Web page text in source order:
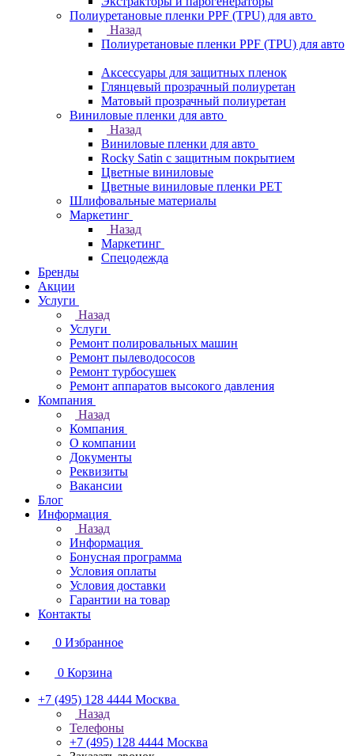
Полиуретановые пленки PPF (TPU) для авто
Назад
Полиуретановые пленки PPF (TPU) для авто
Аксессуары для защитных пленок
Глянцевый прозрачный полиуретан
Матовый прозрачный полиуретан
Виниловые пленки для авто
Назад
Виниловые пленки для авто
Rocky Satin с защитным покрытием
Цветные виниловые
Цветные виниловые пленки PET
Шлифовальные материалы
Маркетинг
Назад
Маркетинг
Спецодежда
Бренды
Акции
Услуги
Назад
Услуги
Ремонт полировальных машин
Ремонт пылеводососов
Ремонт турбосушек
Ремонт аппаратов высокого давления
Компания
Назад
Компания
О компании
Документы
Реквизиты
Вакансии
Блог
Информация
Назад
Информация
Бонусная программа
Условия оплаты
Условия доставки
Гарантии на товар
Контакты
0 Избранное
0 Корзина
+7 (495) 128 4444 Москва
Назад
Телефоны
+7 (495) 128 4444 Москва